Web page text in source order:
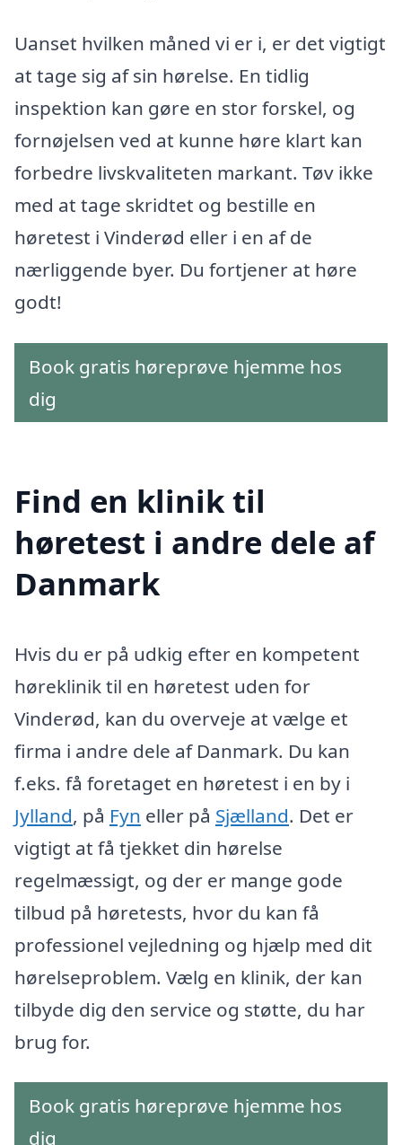
Uanset hvilken måned vi er i, er det vigtigt
at tage sig af sin hørelse. En tidlig
inspektion kan gøre en stor forskel, og
fornøjelsen ved at kunne høre klart kan
forbedre livskvaliteten markant. Tøv ikke
med at tage skridtet og bestille en
høretest i Vinderød eller i en af de
nærliggende byer. Du fortjener at høre
godt!
Book gratis høreprøve hjemme hos
dig
Find en klinik til
høretest i andre dele af
Danmark
Hvis du er på udkig efter en kompetent
høreklinik til en høretest uden for
Vinderød, kan du overveje at vælge et
firma i andre dele af Danmark. Du kan
f.eks. få foretaget en høretest i en by i
Jylland, på Fyn eller på Sjælland. Det er
vigtigt at få tjekket din hørelse
regelmæssigt, og der er mange gode
tilbud på høretests, hvor du kan få
professionel vejledning og hjælp med dit
hørelseproblem. Vælg en klinik, der kan
tilbyde dig den service og støtte, du har
brug for.
Book gratis høreprøve hjemme hos
dig